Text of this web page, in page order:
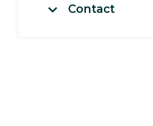
Contact